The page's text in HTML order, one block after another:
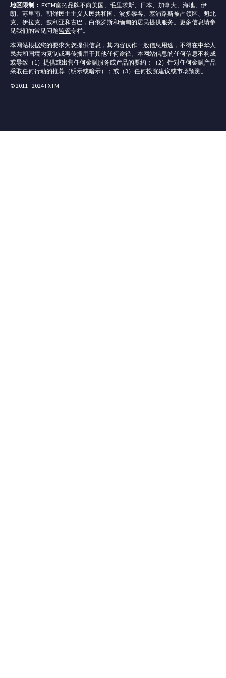
地区限制： FXTM富拓品牌不向美国、毛里求斯、日本、加拿大、海地、伊
朗、苏里南、朝鲜民主主义人民共和国、波多黎各、塞浦路斯被占领区、魁北
克、伊拉克、叙利亚和古巴，白俄罗斯和缅甸的居民提供服务。更多信息请参
见我们的常见问题监管专栏。
本网站根据您的要求为您提供信息，其内容仅作一般信息用途，不得在中华人
民共和国境内复制或再传播用于其他任何途径。本网站信息的任何信息不构成
或导致（1）提供或出售任何金融服务或产品的要约；（2）针对任何金融产品
采取任何行动的推荐（明示或暗示）；或（3）任何投资建议或市场预测。
© 2011 - 2024 FXTM